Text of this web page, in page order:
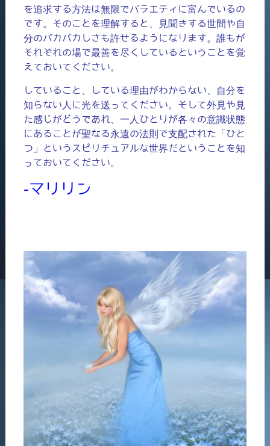
を追求する方法は無限でバラエティに富んでいるの
です。そのことを理解すると、見聞きする世間や自
分のバカバカしさも許せるようになります。誰もが
それぞれの場で最善を尽くしているということを覚
えておいてください。
していること、している理由がわからない、自分を
知らない人に光を送ってください。そして外見や見
た感じがどうであれ、一人ひとりが各々の意識状態
にあることが聖なる永遠の法則で支配された「ひと
つ」というスピリチュアルな世界だということを知
っておいてください。
-マリリン